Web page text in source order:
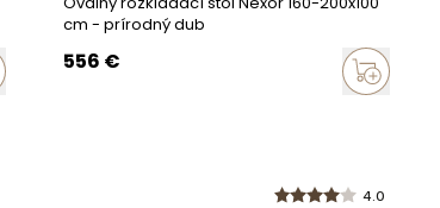
cm - prírodný dub
556 €
4.0